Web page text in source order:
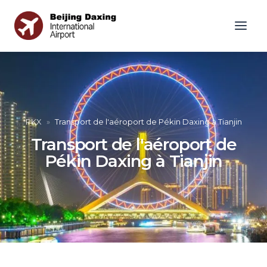
PKX » Transport de l'aéroport de Pékin Daxing à Tianjin
Transport de l'aéroport de
Pékin Daxing à Tianjin